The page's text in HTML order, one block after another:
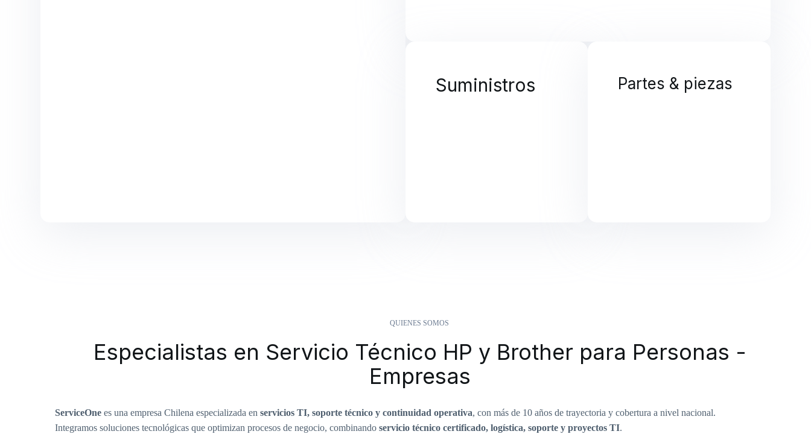
Suministros Partes & piezas
QUIENES SOMOS
Especialistas en Servicio Técnico HP y Brother para Personas -
Empresas
ServiceOne es una empresa Chilena especializada enservicios TI, soporte técnico y continuidad operativa, con más de 10 años de trayectoria y cobertura a nivel nacional.
Integramos soluciones tecnológicas que optimizan procesos de negocio, combinandoservicio técnico certificado, logística, soporte y proyectos TI.